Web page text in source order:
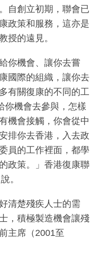
自創立初期，聯會已
政策和服務，這亦是
授的遠見。
你機會、讓你去嘗
國際的組織，讓你去
有關復康的不同的工
你機會去參與，怎樣
機會接觸，你會從中
排你去香港，入去政
員的工作裡面，都學
政策。」香港復康聯
。
清楚殘疾人士的需
，積極製造機會讓殘
主席（2001至